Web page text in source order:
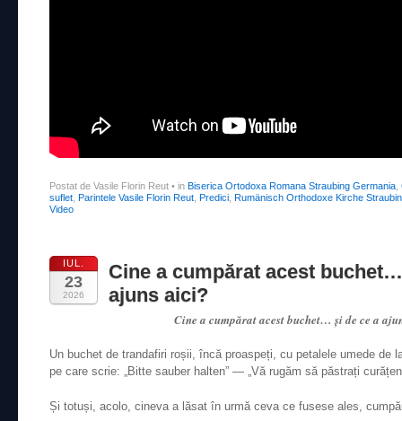
Postat de Vasile Florin Reut • in Biserica Ortodoxa Romana Straubing Germania
suflet Parintele Vasile Florin Reut Predici Rumänisch Orthodoxe Kirche
Video
IUL.
23
2026
Cine a cumpărat acest
ajuns aici?
Cine a cumpărat acest buchet… și de ce a
Un buchet de trandafiri roșii, încă proaspeți, cu petalele umede de
pe care scrie: „Bitte sauber halten” — „Vă rugăm să păstrați
Și totuși, acolo, cineva a lăsat în urmă ceva ce fusese ales,